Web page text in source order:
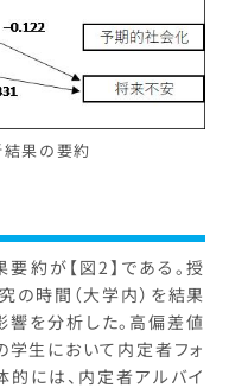
結果の要約
約が【図2】である。授
時間（大学内）を結果
を分析した。高偏差値
生において内定者フォ
には、内定者アルバイ